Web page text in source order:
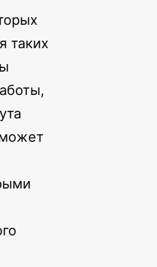
таких